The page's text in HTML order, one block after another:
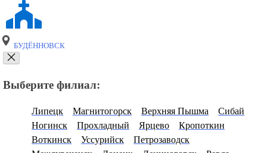
БУДЁННОВСК
Выберите филиал:
Липецк Магнитогорск Верхняя Пышма
Сибай
Ногинск
Прохладный Ярцево
Кропоткин
Воткинск
Уссурийск
Петрозаводск